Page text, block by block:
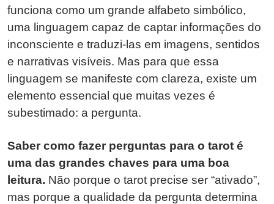
funciona como um grande alfabeto simbólico,
uma linguagem capaz de captar informações do
inconsciente e traduzi-las em imagens, sentidos
e narrativas visíveis. Mas para que essa
linguagem se manifeste com clareza, existe um
elemento essencial que muitas vezes é
subestimado: a pergunta.
Saber como fazer perguntas para o tarot é
uma das grandes chaves para uma boa
leitura. Não porque o tarot precise ser “ativado”,
mas porque a qualidade da pergunta determina